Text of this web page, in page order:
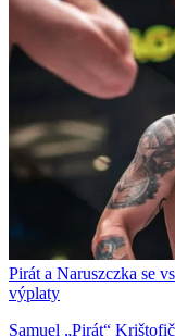
Pirát a Naruszczka se
výplaty
Samuel „Pirát“